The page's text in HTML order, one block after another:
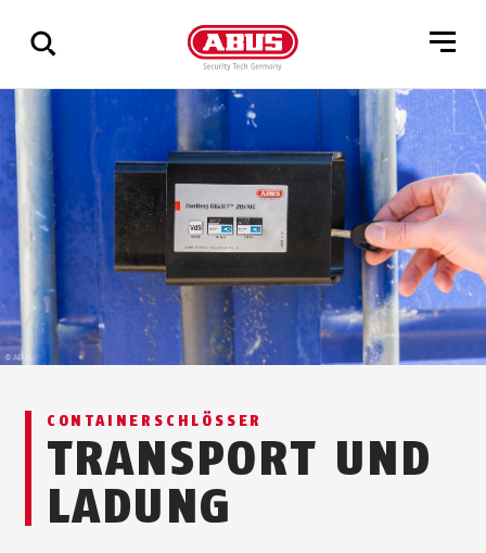
Zeige
alle
Ergebnisse
CONTAINERSCHLÖSSER
TRANSPORT UND
LADUNG